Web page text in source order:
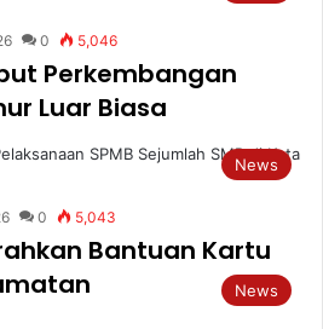
0 5,046
Perkembangan
Luar Biasa
News
0 5,043
Bantuan Kartu
News